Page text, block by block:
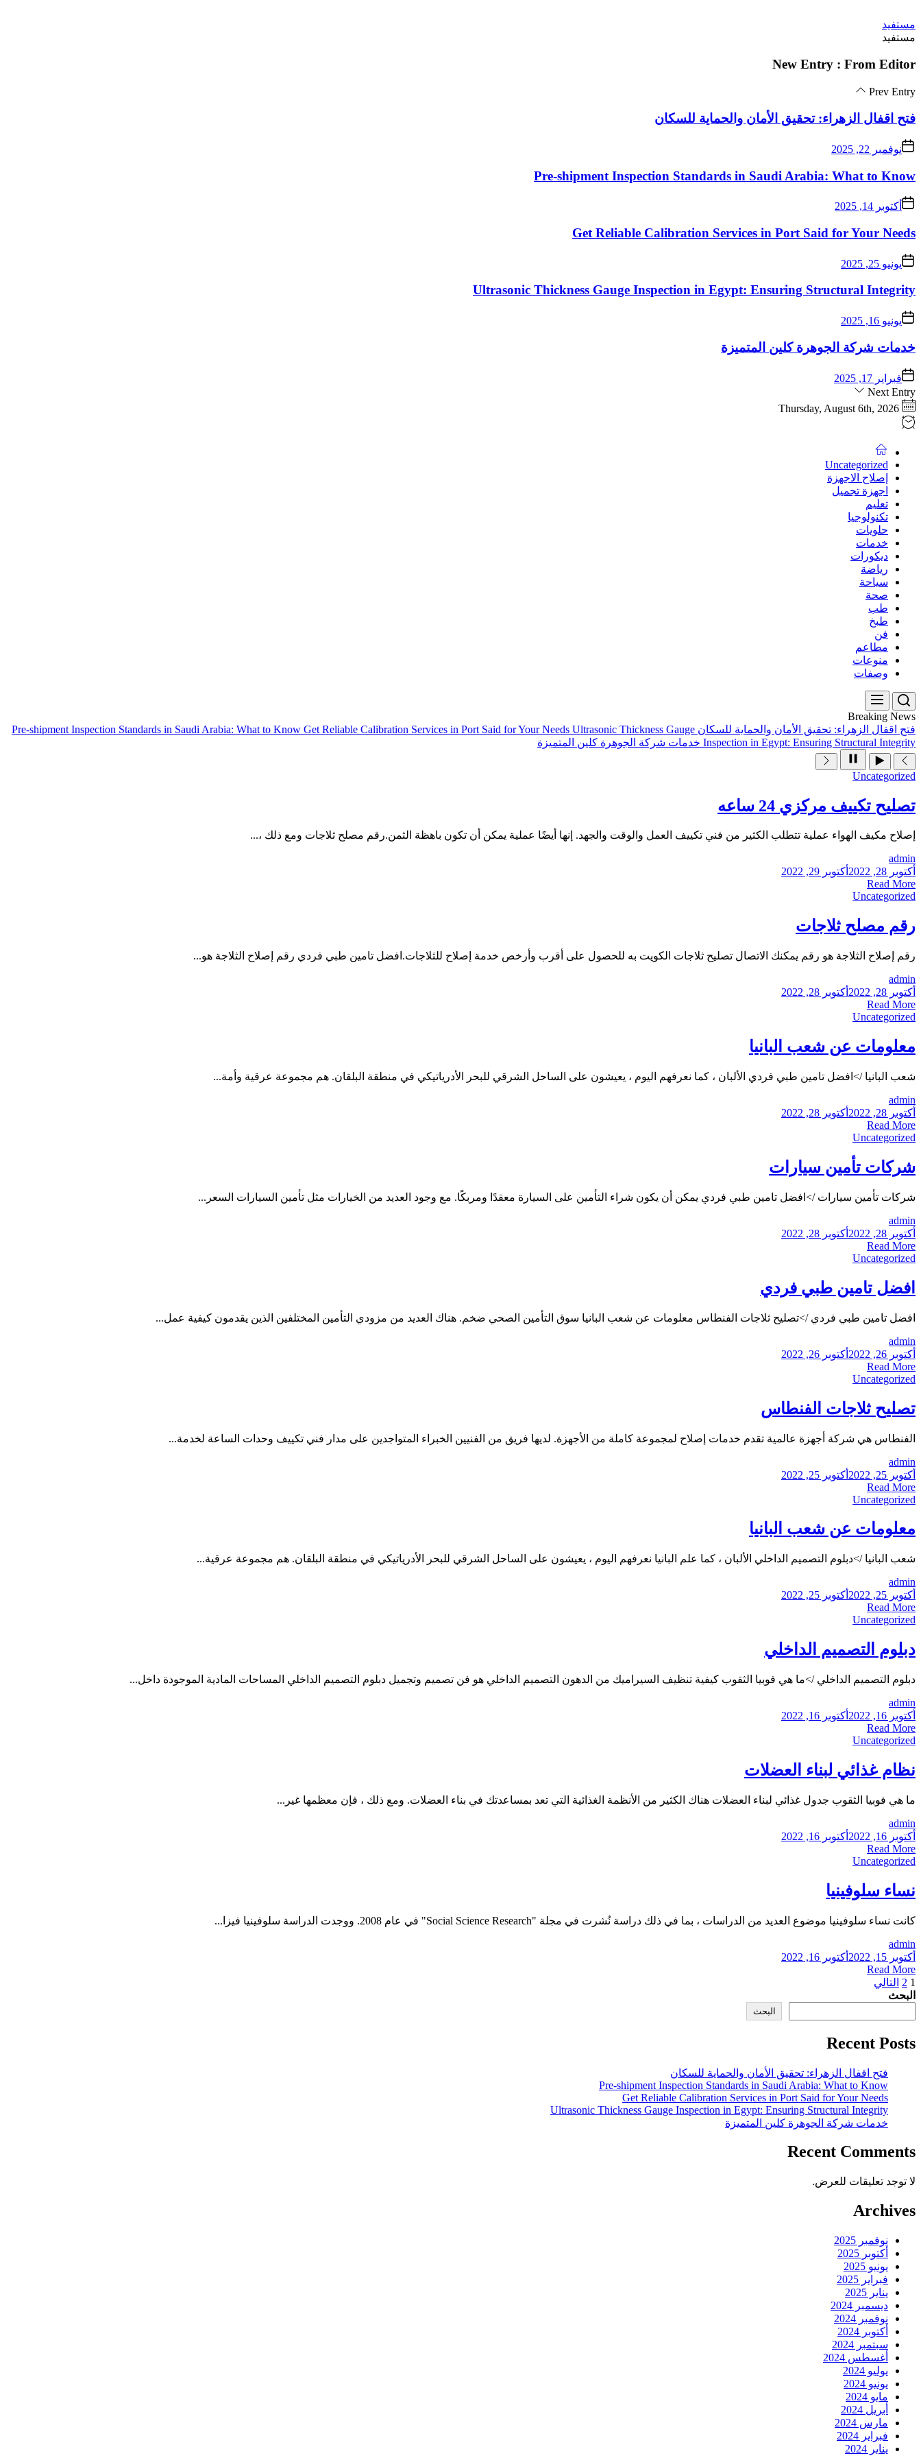
Skip
to
content
مستفيد
مستفيد
New Entry : From Editor
Prev Entry
فتح اقفال الزهراء: تحقيق الأمان والحماية للسكان
نوفمبر 22, 2025
Pre-shipment Inspection Standards in Saudi Arabia: What to Know
أكتوبر 14, 2025
Get Reliable Calibration Services in Port Said for Your Needs
يونيو 25, 2025
Ultrasonic Thickness Gauge Inspection in Egypt: Ensuring Structural Integrity
يونيو 16, 2025
خدمات شركة الجوهرة كلين المتميزة
فبراير 17, 2025
Next Entry
Thursday, August 6th, 2026
Uncategorized
إصلاح الاجهزة
اجهزة تجميل
تعليم
تكنولوجيا
حلويات
خدمات
ديكورات
رياضة
سياحة
صحة
طب
طبخ
فن
مطاعم
منوعات
وصفات
Breaking News
فتح اقفال الزهراء: تحقيق الأمان والحماية للسكان
Pre-shipment Inspection Standards in Saudi Arabia: What to Know Get Reliable Calibration Services in Port Said for Your Needs Ultrasonic Thickness Gauge
Inspection in Egypt: Ensuring Structural Integrity خدمات شركة الجوهرة كلين المتميزة
Uncategorized
تصليح تكييف مركزي 24 ساعه
إصلاح مكيف الهواء عملية تتطلب الكثير من فني تكييف العمل والوقت والجهد. إنها أيضًا عملية يمكن أن تكون باهظة الثمن.رقم مصلح ثلاجات ومع ذلك ،...
admin
أكتوبر 28, 2022
أكتوبر 29, 2022
Read More
Uncategorized
رقم مصلح ثلاجات
رقم إصلاح الثلاجة هو رقم يمكنك الاتصال تصليح ثلاجات الكويت به للحصول على أقرب وأرخص خدمة إصلاح للثلاجات.افضل تامين طبي فردي رقم إصلاح الثلاجة هو...
admin
أكتوبر 28, 2022
أكتوبر 28, 2022
Read More
Uncategorized
معلومات عن شعب البانيا
شعب البانيا />افضل تامين طبي فردي الألبان ، كما نعرفهم اليوم ، يعيشون على الساحل الشرقي للبحر الأدرياتيكي في منطقة البلقان. هم مجموعة عرقية وأمة...
admin
أكتوبر 28, 2022
أكتوبر 28, 2022
Read More
Uncategorized
شركات تأمين سيارات
شركات تأمين سيارات />افضل تامين طبي فردي يمكن أن يكون شراء التأمين على السيارة معقدًا ومربكًا. مع وجود العديد من الخيارات مثل تأمين السيارات السعر...
admin
أكتوبر 28, 2022
أكتوبر 28, 2022
Read More
Uncategorized
افضل تامين طبي فردي
افضل تامين طبي فردي />تصليح ثلاجات الفنطاس معلومات عن شعب البانيا سوق التأمين الصحي ضخم. هناك العديد من مزودي التأمين المختلفين الذين يقدمون كيفية عمل...
admin
أكتوبر 26, 2022
أكتوبر 26, 2022
Read More
Uncategorized
تصليح ثلاجات الفنطاس
الفنطاس هي شركة أجهزة عالمية تقدم خدمات إصلاح لمجموعة كاملة من الأجهزة. لديها فريق من الفنيين الخبراء المتواجدين على مدار فني تكييف وحدات الساعة لخدمة...
admin
أكتوبر 25, 2022
أكتوبر 25, 2022
Read More
Uncategorized
معلومات عن شعب البانيا
شعب البانيا />دبلوم التصميم الداخلي الألبان ، كما علم البانيا نعرفهم اليوم ، يعيشون على الساحل الشرقي للبحر الأدرياتيكي في منطقة البلقان. هم مجموعة عرقية...
admin
أكتوبر 25, 2022
أكتوبر 25, 2022
Read More
Uncategorized
دبلوم التصميم الداخلي
دبلوم التصميم الداخلي />ما هي فوبيا الثقوب كيفية تنظيف السيراميك من الدهون التصميم الداخلي هو فن تصميم وتجميل دبلوم التصميم الداخلي المساحات المادية الموجودة داخل...
admin
أكتوبر 16, 2022
أكتوبر 16, 2022
Read More
Uncategorized
نظام غذائي لبناء العضلات
ما هي فوبيا الثقوب جدول غذائي لبناء العضلات هناك الكثير من الأنظمة الغذائية التي تعد بمساعدتك في بناء العضلات. ومع ذلك ، فإن معظمها غير...
admin
أكتوبر 16, 2022
أكتوبر 16, 2022
Read More
Uncategorized
نساء سلوفينيا
كانت نساء سلوفينيا موضوع العديد من الدراسات ، بما في ذلك دراسة نُشرت في مجلة "Social Science Research" في عام 2008. ووجدت الدراسة سلوفينيا فيزا...
admin
أكتوبر 15, 2022
أكتوبر 16, 2022
Read More
تعدد
صفحات
المقالات
1
2 التالي
البحث
البحث
Recent Posts
فتح اقفال الزهراء: تحقيق الأمان والحماية للسكان
Pre-shipment Inspection Standards in Saudi Arabia: What to Know
Get Reliable Calibration Services in Port Said for Your Needs
Ultrasonic Thickness Gauge Inspection in Egypt: Ensuring Structural Integrity
خدمات شركة الجوهرة كلين المتميزة
Recent Comments
لا توجد تعليقات للعرض.
Archives
نوفمبر 2025
أكتوبر 2025
يونيو 2025
فبراير 2025
يناير 2025
ديسمبر 2024
نوفمبر 2024
أكتوبر 2024
سبتمبر 2024
أغسطس 2024
يوليو 2024
يونيو 2024
مايو 2024
أبريل 2024
مارس 2024
فبراير 2024
يناير 2024